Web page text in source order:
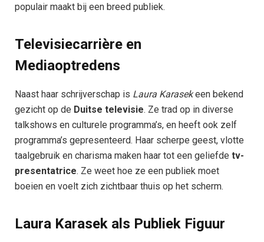
populair maakt bij een breed publiek.
Televisiecarrière en
Mediaoptredens
Naast haar schrijverschap is Laura Karasekeen bekend
gezicht op de Duitse televisie. Ze trad op in diverse
talkshows en culturele programma’s, en heeft ook zelf
programma’s gepresenteerd. Haar scherpe geest, vlotte
taalgebruik en charisma maken haar tot een geliefde tv-
presentatrice. Ze weet hoe ze een publiek moet
boeien en voelt zich zichtbaar thuis op het scherm.
Laura Karasek als Publiek Figuur